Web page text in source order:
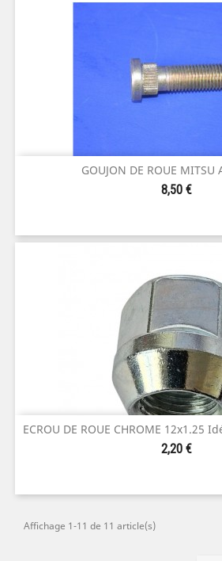
GOUJON DE ROUE MITSU
Prix
8,50 €
ECROU DE ROUE CHROME 12x1.25
Prix
2,20 €
Affichage 1-11 de 11 article(s)